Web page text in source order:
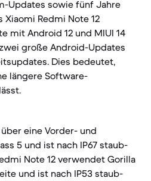
Updates sowie fünf Jahre
Redmi Note 12
mit Android 12 und MIUI 14
große Android-Updates
Dies bedeutet,
längere Software-
eine Vorder- und
5 und ist nach IP67 staub-
Note 12 verwendet Gorilla
und ist nach IP53 staub-